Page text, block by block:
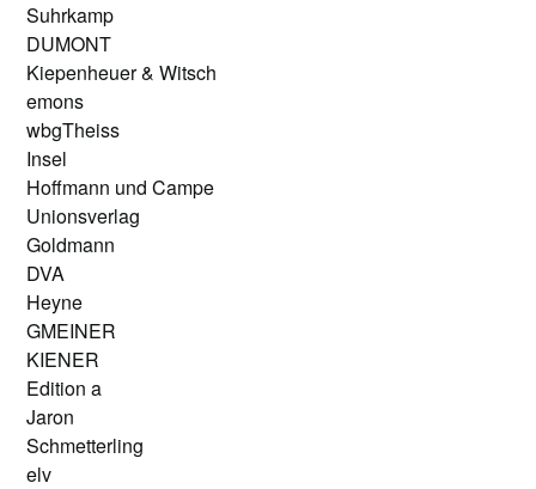
Suhrkamp
DUMONT
Kiepenheuer & Witsch
emons
wbgTheiss
Insel
Hoffmann und Campe
Unionsverlag
Goldmann
DVA
Heyne
GMEINER
KIENER
Edition a
Jaron
Schmetterling
elv